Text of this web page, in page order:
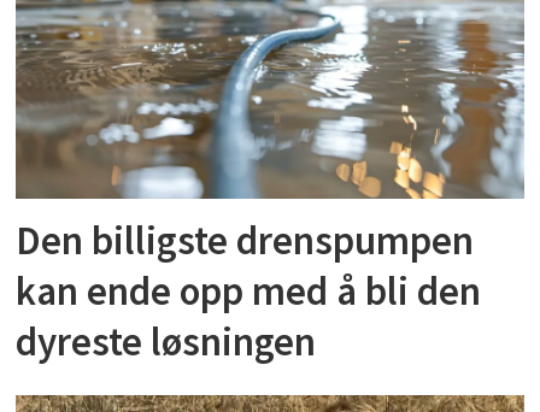
Den billigste drenspumpen
kan ende opp med å bli den
dyreste løsningen